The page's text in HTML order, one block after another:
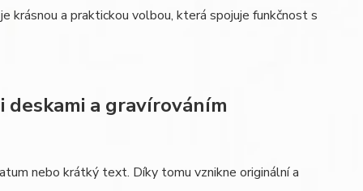
krásnou a praktickou volbou, která spojuje funkčnost s
a gravírováním
nebo krátký text. Díky tomu vznikne originální a